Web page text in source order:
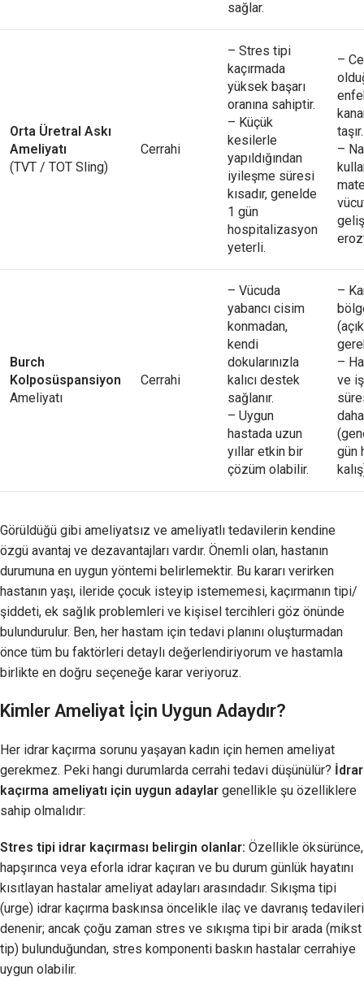
sağlar.
Orta Üretral Askı
Ameliyatı
(TVT / TOT Sling)
Cerrahi
– Stres tipi
kaçırmada
yüksek başarı
oranına sahiptir.
– Küçük
kesilerle
yapıldığından
iyileşme süresi
kısadır, genelde
1 gün
hospitalizasyon
yeterli.
–
taşır.
–
Burch
Kolposüspansiyon
Ameliyatı
Cerrahi
– Vücuda
yabancı cisim
konmadan,
kendi
dokularınızla
kalıcı destek
sağlanır.
– Uygun
hastada uzun
yıllar etkin bir
çözüm olabilir.
–
–
ve
gün
Görüldüğü gibi ameliyatsız ve ameliyatlı tedavilerin kendine
özgü avantaj ve dezavantajları vardır. Önemli olan, hastanın
durumuna en uygun yöntemi belirlemektir. Bu kararı verirken
hastanın yaşı, ileride çocuk isteyip istememesi, kaçırmanın tipi/
şiddeti, ek sağlık problemleri ve kişisel tercihleri göz önünde
bulundurulur. Ben, her hastam için tedavi planını oluşturmadan
önce tüm bu faktörleri detaylı değerlendiriyorum ve hastamla
birlikte en doğru seçeneğe karar veriyoruz.
Kimler Ameliyat İçin Uygun Adaydır?
Her idrar kaçırma sorunu yaşayan kadın için hemen ameliyat
gerekmez. Peki hangi durumlarda cerrahi tedavi düşünülür? İdrar
kaçırma ameliyatı için uygun adaylar genellikle şu özelliklere
sahip olmalıdır:
Stres tipi idrar kaçırması belirgin olanlar: Özellikle öksürünce,
hapşırınca veya eforla idrar kaçıran ve bu durum günlük hayatını
kısıtlayan hastalar ameliyat adayları arasındadır. Sıkışma tipi
(urge) idrar kaçırma baskınsa öncelikle ilaç ve davranış tedavileri
denenir; ancak çoğu zaman stres ve sıkışma tipi bir arada (mikst
tip) bulunduğundan, stres komponenti baskın hastalar cerrahiye
uygun olabilir.